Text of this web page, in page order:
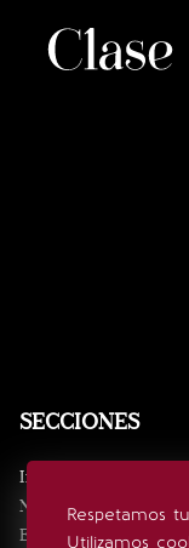
Respetamos
Utilizamos
SECCIONES
Inicio
Noticias
Eventos